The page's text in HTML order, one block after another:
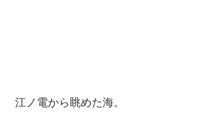
江ノ電から眺めた海。